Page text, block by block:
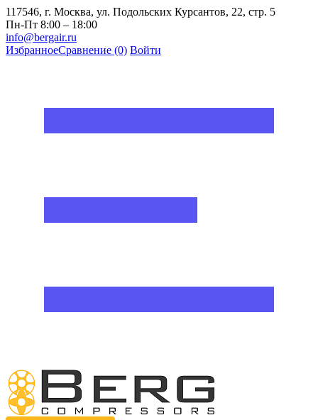
117546, г. Москва, ул. Подольских Курсантов, 22, стр. 5
Пн-Пт 8:00 – 18:00
info@bergair.ru
ИзбранноеСравнение (0) Войти